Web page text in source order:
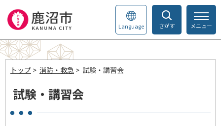
さがす
Language メニュー
トップ > 消防・救急 > 試験・講習会
試験・講習会